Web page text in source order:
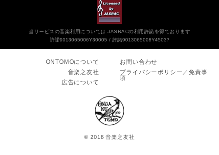
当サービスの音楽利用については JASRACの利用許諾を得ております
許諾9013065006Y30005
許諾9013065008Y45037
ONTOMOについて
音楽之友社
広告について
お問い合わせ
プライバシーポリシー／免責事
項
© 2018 音楽之友社